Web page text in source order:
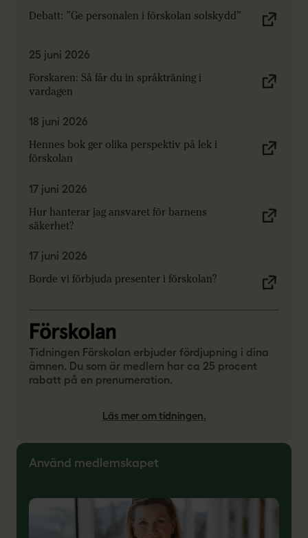
Debatt: ”Ge personalen i förskolan solskydd”
25 juni 2026
Forskaren: Så får du in språkträning i
vardagen
18 juni 2026
Hennes bok ger olika perspektiv på lek i
förskolan
17 juni 2026
Hur hanterar jag ansvaret för barnens
säkerhet?
17 juni 2026
Borde vi förbjuda presenter i förskolan?
Tidningen Förskolan erbjuder fördjupning i dina
ämnen. Du som är medlem har ca 25 procent
rabatt på en prenumeration.
Läs mer om tidningen.
Använd medlemskapet